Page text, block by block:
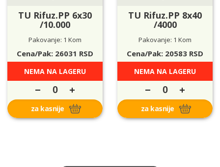
TU Rifuz.PP 6x30
/10.000
Pakovanje: 1 Kom
Cena/Pak: 26031 RSD
NEMA NA LAGERU
za kasnije
TU Rifuz.PP 8x40
/4000
Pakovanje: 1 Kom
Cena/Pak: 20583 RSD
NEMA NA LAGERU
za kasnije